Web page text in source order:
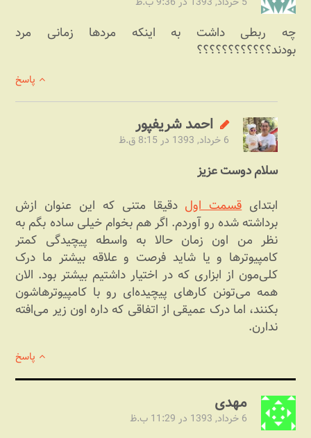
چه ربطی داشت به اینکه مردها زمانی مرد
بودند؟؟؟؟؟؟؟؟؟؟؟؟
پاسخ
احمد شریف‎پور
6 خرداد, 1393 در 8:15 ق.ظ
سلام دوست عزیز
ابتدایقسمت اول دقیقا متنی که این عنوان ازش
برداشته شده رو آوردم. اگر هم بخوام خیلی ساده بگم به
نظر من اون زمان حالا به واسطه پیچیدگی کمتر
کامپیوترها و یا شاید فرصت و علاقه بیشتر ما درک
کلی‌مون از ابزاری که در اختیار داشتیم بیشتر بود. الان
همه می‌تونن کارهای پیچیده‌ای رو با کامپیوترهاشون
بکنند، اما درک عمیقی از اتفاقی که داره اون زیر می‌افته
ندارن.
پاسخ
مهدی
6 خرداد, 1393 در 11:29 ب.ظ